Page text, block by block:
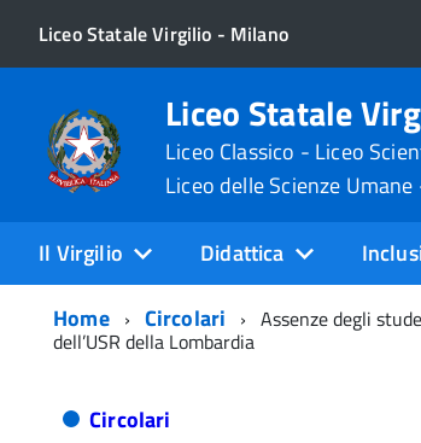
Liceo Statale Virgilio - Milano
Liceo Statale
Liceo Classico - Liceo
Liceo delle Scienze
Il Virgilio Didattica
Home
Circolari Assenze degli
dell’USR della Lombardia
Circolari